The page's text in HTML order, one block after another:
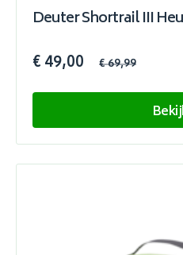
Deuter Shortrail III
€ 49,00 € 69,99